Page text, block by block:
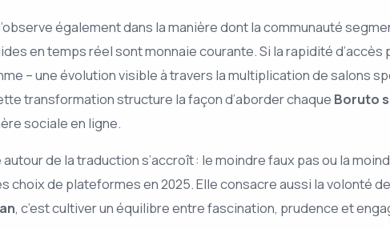
également dans la manière dont la communauté
en temps réel sont monnaie courante. Si la rapidité
– une évolution visible à travers la multiplication de salons
transformation structure la façon d’aborder chaque Boruto
sociale en ligne.
de la traduction s’accroît : le moindre faux pas ou la
de plateformes en 2025. Elle consacre aussi la volonté
, c’est cultiver un équilibre entre fascination, prudence et